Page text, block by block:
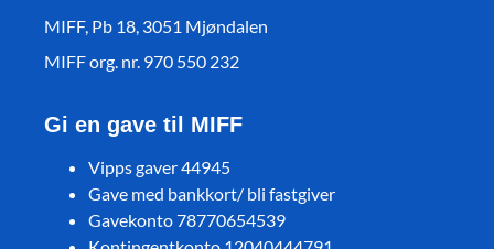
MIFF, Pb 18, 3051 Mjøndalen
MIFF org. nr. 970 550 232
Gi en gave til MIFF
Vipps gaver 44945
Gave med bankkort/ bli fastgiver
Gavekonto 78770654539